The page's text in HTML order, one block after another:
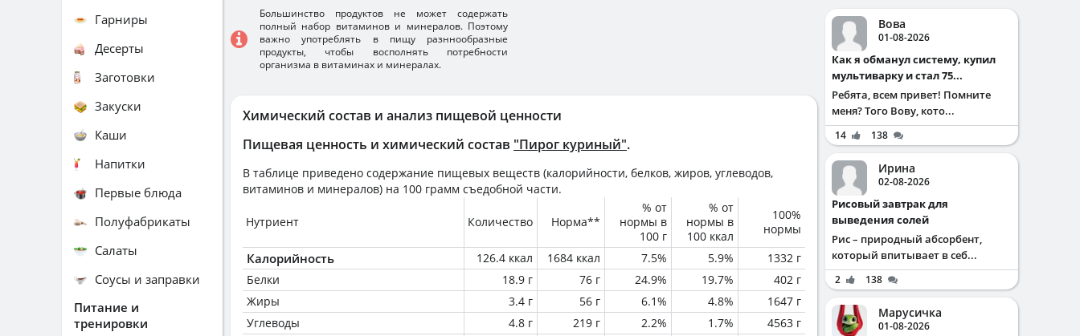
Химический состав и анализ пищевой ценности
Пищевая ценность и химический состав "Пирог куриный".
В таблице приведено содержание пищевых веществ (калорийности, белков, жиров, углеводов,
витаминов и минералов) на 100 грамм съедобной части.
Нутриент Количество Норма**
% от
нормы в
100 г
% от
нормы в
100 ккал
100%
нормы
Калорийность 126.4 ккал 1684 ккал 7.5% 5.9%
1332 г
Белки
18.9 г 76 г 24.9% 19.7%
402 г
Жиры
3.4 г 56 г 6.1% 4.8%
1647 г
Углеводы
4.8 г 219 г 2.2% 1.7%
4563 г
Большинство продуктов не может содержать
полный набор витаминов и минералов. Поэтому
важно употреблять в пищу разннообразные
продукты, чтобы восполнять потребности
организма в витаминах и минералах.
Гарниры
Десерты
Заготовки
Закуски
Каши
Напитки
Первые блюда
Полуфабрикаты
Салаты
Соусы и заправки
Питание и
тренировки
Вова
01-08-2026
Как я обманул систему, купил
мультиварку и стал 75...
Ребята, всем привет! Помните
меня? Того Вову, кото...
14 138
Ирина
02-08-2026
Рисовый завтрак для
выведения солей
Рис – природный абсорбент,
который впитывает в себ...
2 138
Марусичка
01-08-2026